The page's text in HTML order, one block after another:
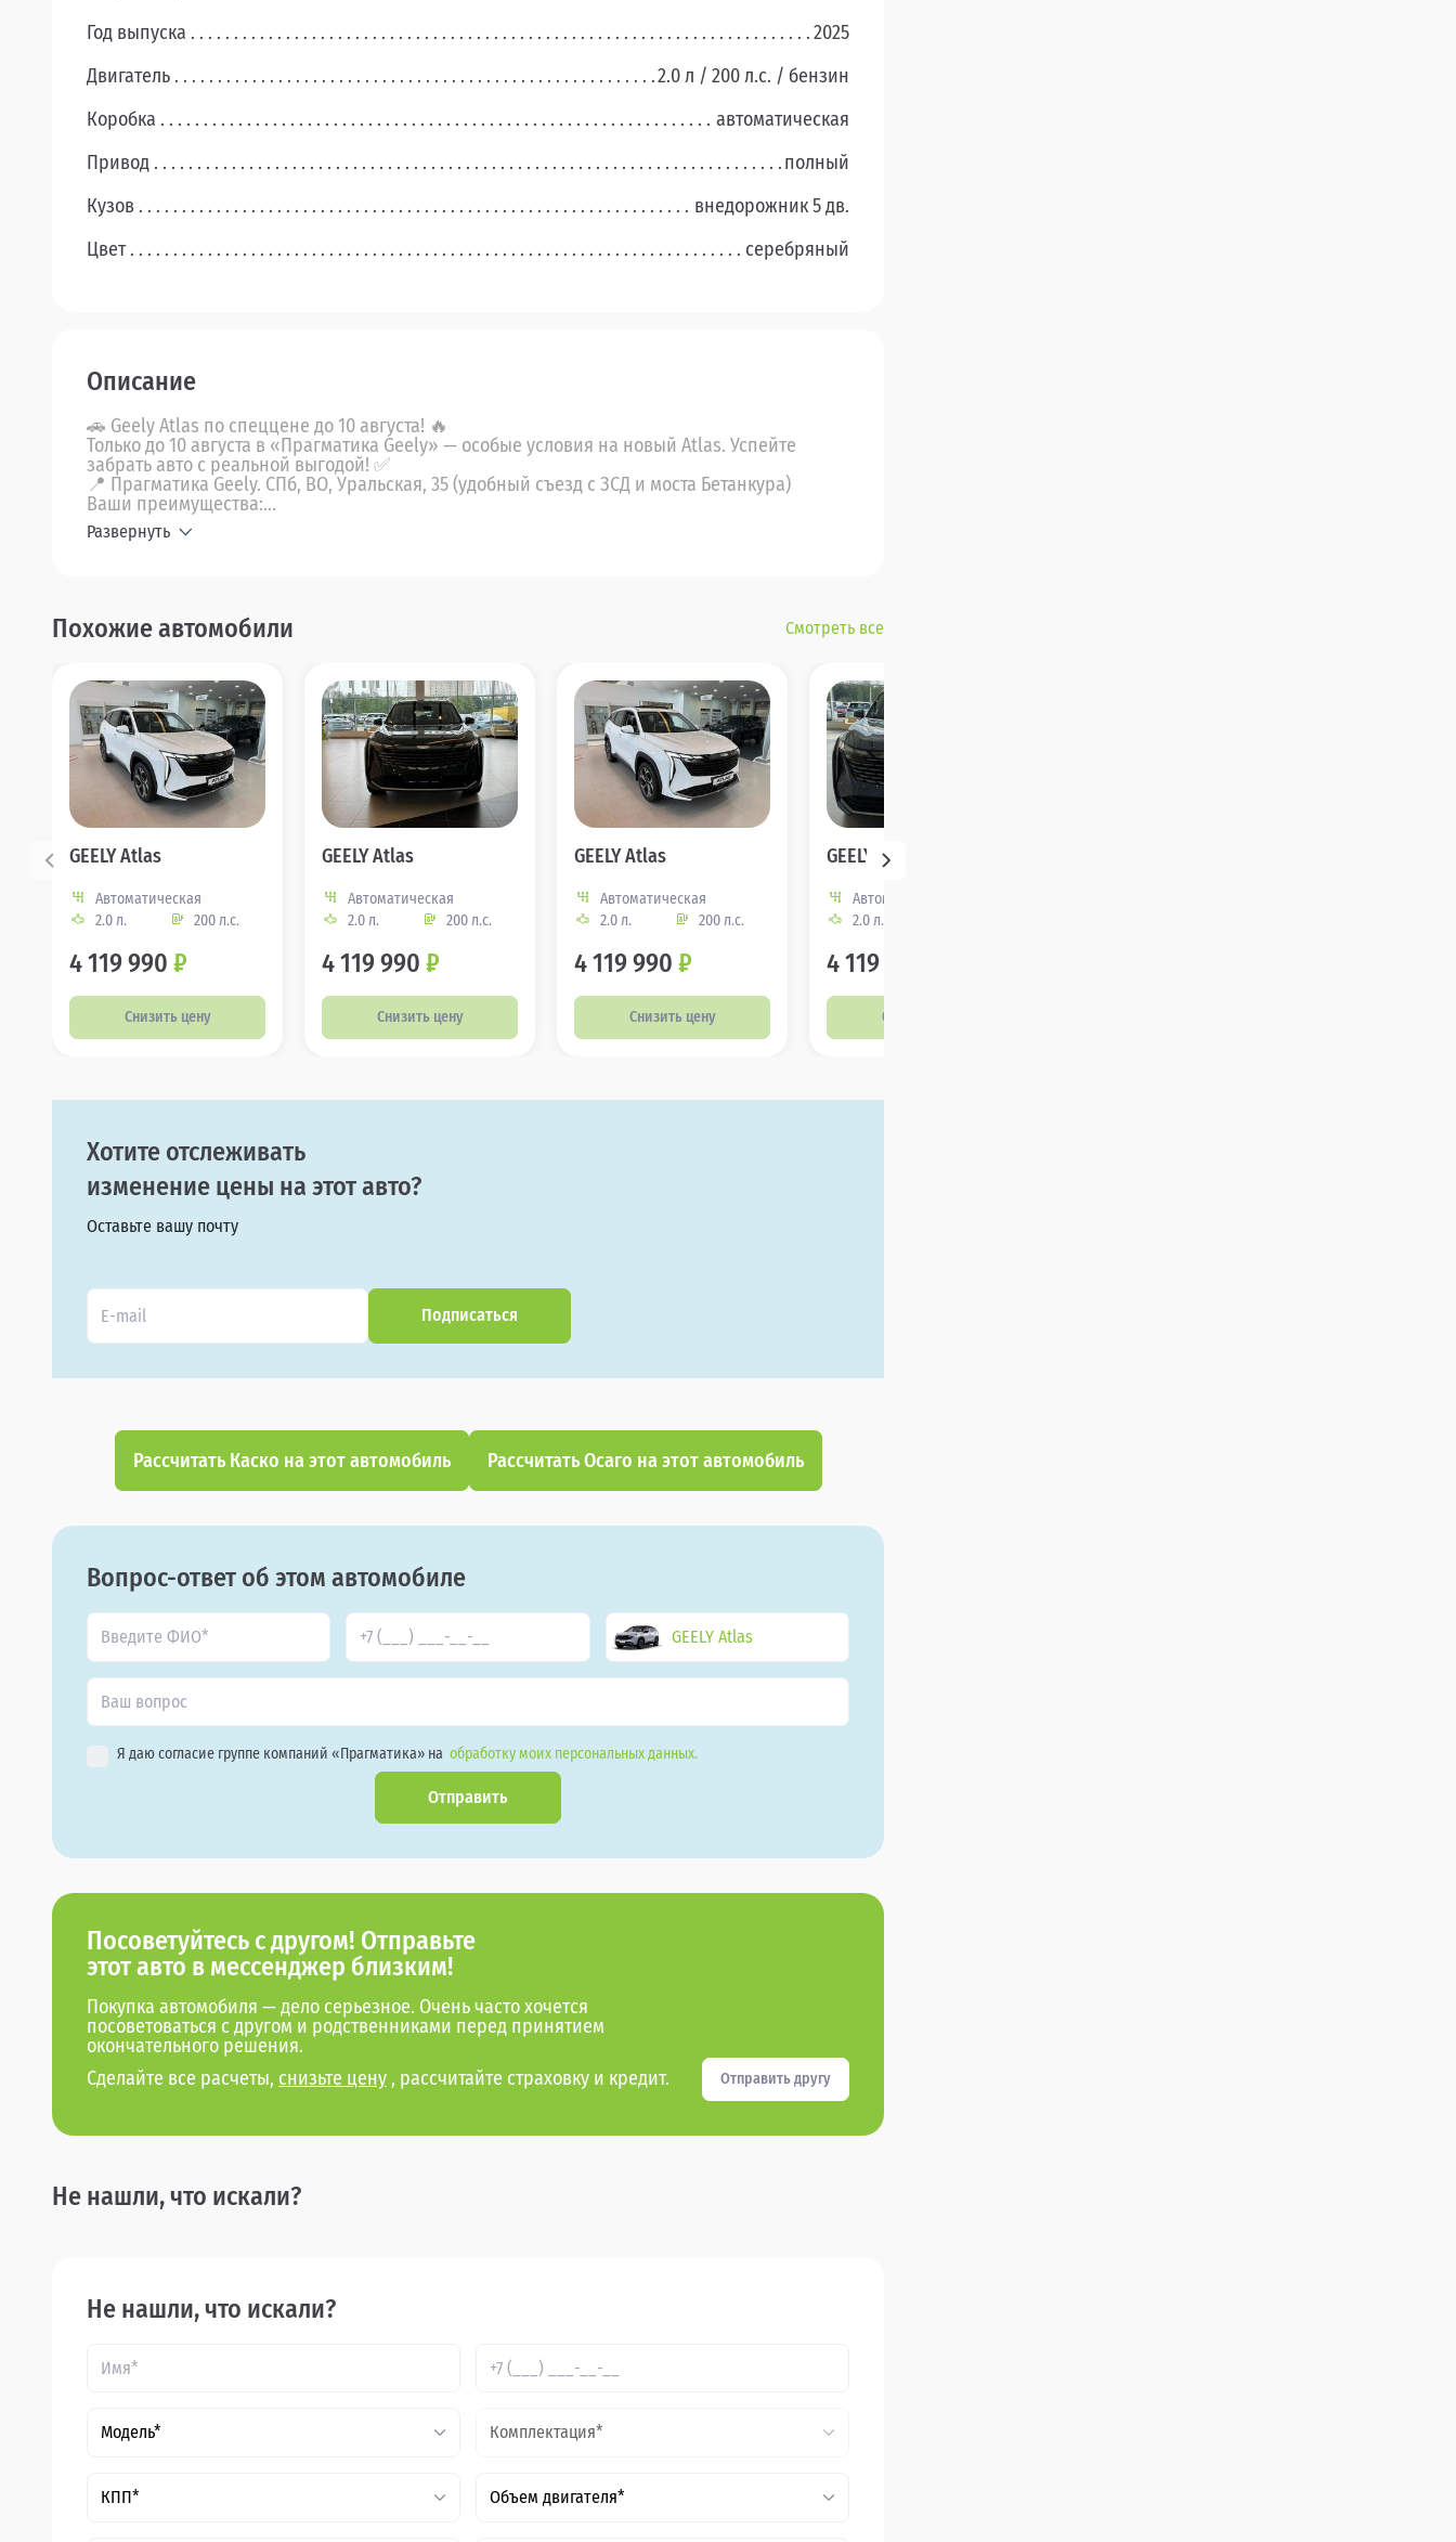
Год выпуска
2025
Двигатель
2.0 л / 200 л.c. / бензин
Коробка
автоматическая
Привод
полный
Кузов
внедорожник 5 дв.
Цвет
серебряный
Описание
🚗 Geely Atlas по спеццене до 10 августа! 🔥
Только до 10 августа в «Прагматика Geely» — особые условия на новый Atlas. Успейте
забрать авто с реальной выгодой! ✅
📍 Прагматика Geely. СПб, ВО, Уральская, 35 (удобный съезд с ЗСД и моста Бетанкура)
Ваши преимущества:...
Развернуть
Похожие автомобили Смотреть все
GEELY Atlas
Автоматическая
2.0 л.
200 л.с.
4 119 990 ₽
Снизить цену
GEELY Atlas
Автоматическая
2.0 л.
200 л.с.
4 119 990 ₽
Снизить цену
GEELY Atlas
Автоматическая
2.0 л.
200 л.с.
4 119 990 ₽
Снизить цену
GEELY Atlas
Автоматическая
2.0 л.
4 119 990
Снизить цену
Хотите отслеживать
изменение цены на этот авто?
Оставьте вашу почту
Подписаться
Рассчитать Каско на этот автомобиль Рассчитать Осаго на этот автомобиль
Вопрос-ответ об этом автомобиле
GEELY Atlas
Я даю согласие группе компаний «Прагматика» на обработку моих персональных данных.
Отправить
Посоветуйтесь с другом! Отправьте
этот авто в мессенджер близким!
Покупка автомобиля — дело серьезное. Очень часто хочется
посоветоваться с другом и родственниками перед принятием
окончательного решения.
Сделайте все расчеты, снизьте цену , рассчитайте страховку и кредит. Отправить другу
Не нашли, что искали?
Не нашли, что искали?
Модель* Комплектация*
КПП* Объем двигателя*